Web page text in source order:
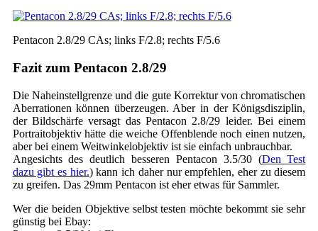
Pentacon 2.8/29 CAs; links F/2.8; rechts F/5.6
Fazit zum Pentacon 2.8/29
Die Naheinstellgrenze und die gute Korrektur von chromatischen
Aberrationen können überzeugen. Aber in der Königsdisziplin,
der Bildschärfe versagt das Pentacon 2.8/29 leider. Bei einem
Portraitobjektiv hätte die weiche Offenblende noch einen nutzen,
aber bei einem Weitwinkelobjektiv ist sie einfach unbrauchbar.
Angesichts des deutlich besseren Pentacon 3.5/30 (Den Test
dazu gibt es hier.) kann ich daher nur empfehlen, eher zu diesem
zu greifen. Das 29mm Pentacon ist eher etwas für Sammler.
Wer die beiden Objektive selbst testen möchte bekommt sie sehr
günstig bei Ebay: